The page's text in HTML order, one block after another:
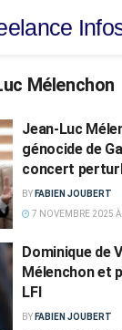
Mélenchon
Jean-Luc
génocide de
concert
BY FABIEN JOUBERT
7 NOVEMBRE 2025
Dominique de
Mélenchon et
LFI
BY FABIEN JOUBERT